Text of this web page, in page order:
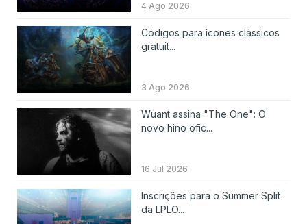
4 Ago 2026
Códigos para ícones clássicos
gratuit...
3 Ago 2026
Wuant assina "The One": O
novo hino ofic...
16 Jul 2026
Inscrições para o Summer Split
da LPLO...